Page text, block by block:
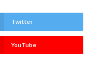
Twitter
YouTube